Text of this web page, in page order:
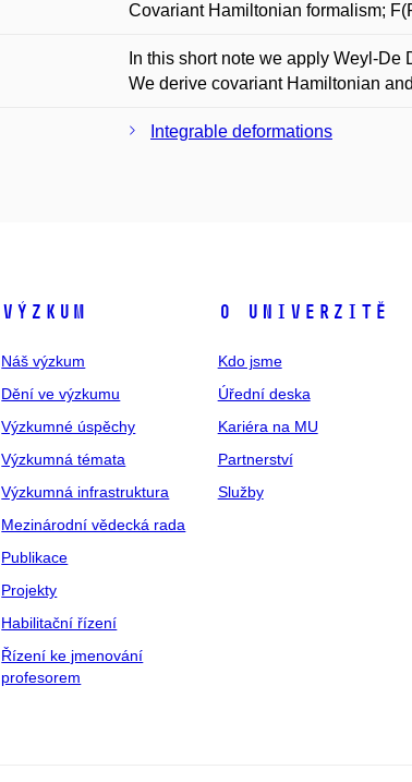
Covariant Hamiltonian formalism;
In this short note we apply Weyl-
We derive covariant Hamiltonian
Integrable deformations
Výzkum
Náš výzkum
Dění ve výzkumu
Výzkumné úspěchy
Výzkumná témata
Výzkumná infrastruktura
Mezinárodní vědecká rada
Publikace
Projekty
Habilitační řízení
Řízení ke jmenování
profesorem
O univerzitě
Kdo jsme
Úřední deska
Kariéra na MU
Partnerství
Služby